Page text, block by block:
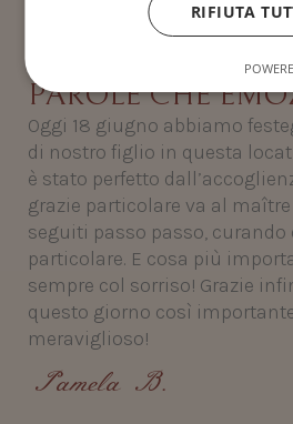
PAROLE CHE
Oggi 18 giugno abbiamo
di nostro figlio in questa
è stato perfetto
grazie particolare va al
seguiti passo passo,
particolare. E cosa più
sempre col sorriso! Grazie
questo giorno così
meraviglioso!
Pamela B.
RIFIUTA